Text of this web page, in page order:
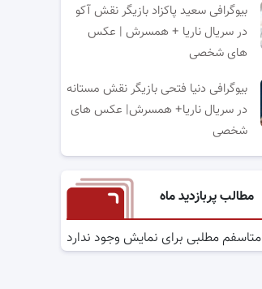
بیوگرافی سعید پاکزاد بازیگر نقش آکو
در سریال ناریا + همسرش | عکس
های شخصی
بیوگرافی دنیا فتحی بازیگر نقش مستانه
در سریال ناریا+ همسرش| عکس های
شخصی
مطالب پربازدید ماه
متاسفم مطلبی برای نمایش وجود ندارد